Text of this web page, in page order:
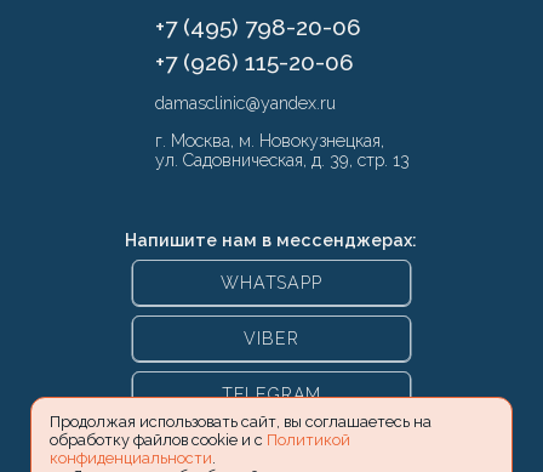
Продолжая использовать сайт, вы соглашаетесь на
обработку файлов cookie и с Политикой
конфиденциальности
+7 (495) 798-20-06
+7 (926) 115-20-06
damasclinic@yandex.ru
г. Москва, м. Новокузнецкая,
ул. Садовническая, д. 39, стр. 13
Напишите нам в мессенджерах:
WHATSAPP
VIBER
TELEGRAM